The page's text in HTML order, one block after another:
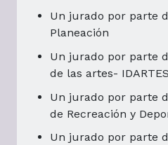
Un jurado por parte
Planeación
Un jurado por parte
de las artes- IDARTES
Un jurado por parte
de Recreación y
Un jurado por parte